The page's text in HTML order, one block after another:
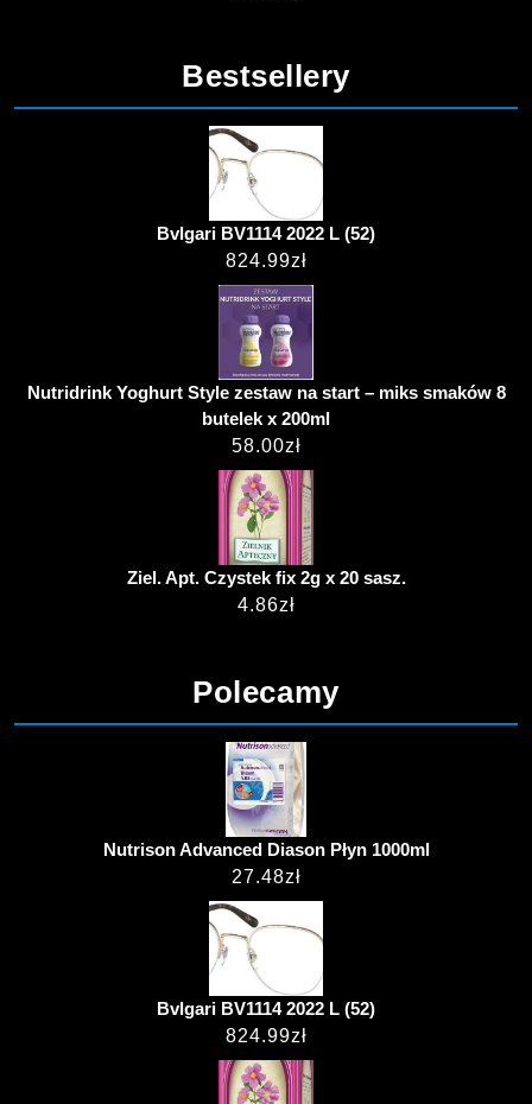
Bestsellery
Bvlgari BV1114 2022 L (52)
824.99zł
Nutridrink Yoghurt Style zestaw na start – miks smaków 8
butelek x 200ml
58.00zł
Ziel. Apt. Czystek fix 2g x 20 sasz.
4.86zł
Polecamy
Nutrison Advanced Diason Płyn 1000ml
27.48zł
Bvlgari BV1114 2022 L (52)
824.99zł